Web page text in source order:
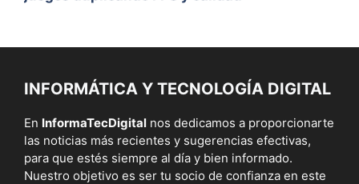
INFORMÁTICA Y TECNOLOGÍA DIGITAL
En InformaTecDigital nos dedicamos a proporcionarte
las noticias más recientes y sugerencias efectivas,
para que estés siempre al día y bien informado.
Nuestro objetivo es ser tu socio de confianza en este